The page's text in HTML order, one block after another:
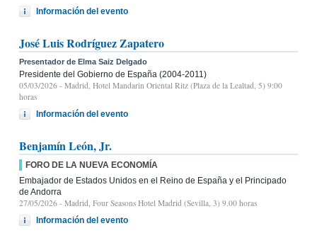
Información del evento
José Luis Rodríguez Zapatero
Presentador de Elma Saiz Delgado
Presidente del Gobierno de España (2004-2011)
05/03/2026 - Madrid, Hotel Mandarin Oriental Ritz (Plaza de la Lealtad, 5) 9:00
horas
Información del evento
Benjamín León, Jr.
FORO DE LA NUEVA ECONOMÍA
Embajador de Estados Unidos en el Reino de España y el Principado
de Andorra
27/05/2026 - Madrid, Four Seasons Hotel Madrid (Sevilla, 3) 9.00 horas
Información del evento